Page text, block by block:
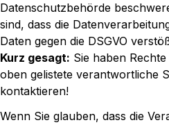
Datenschutzbehörde
sind, dass die
Daten gegen die DSGVO
Kurz gesagt: Sie haben
oben gelistete verantwortliche
kontaktieren!
Wenn Sie glauben, dass die